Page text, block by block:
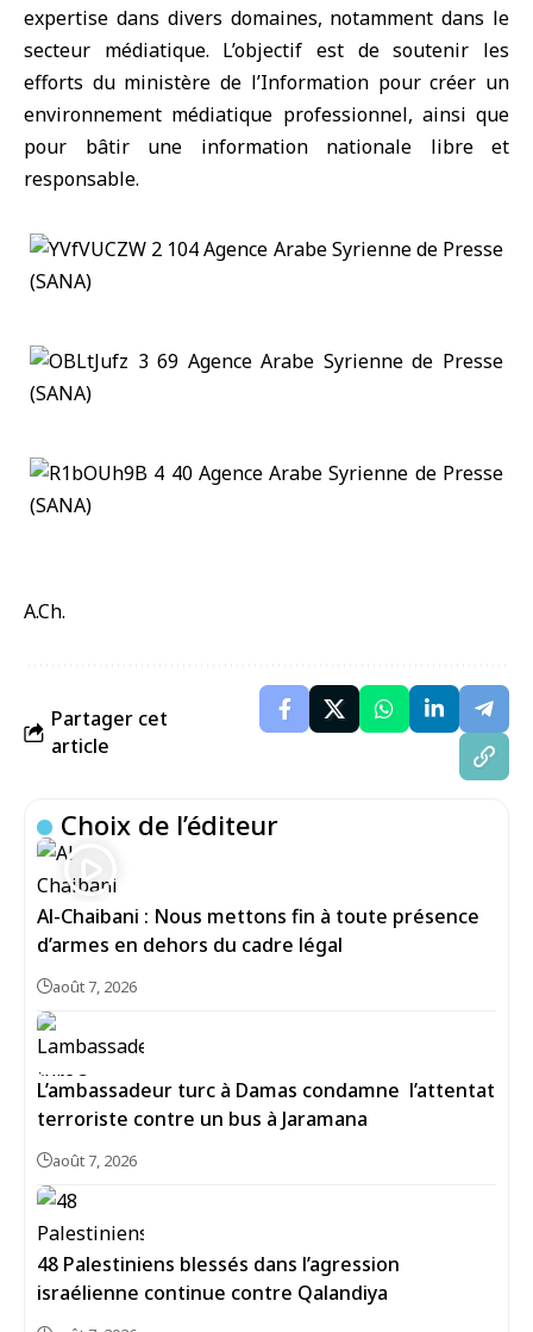
expertise dans divers domaines, notamment dans le
secteur médiatique. L’objectif est de soutenir les
efforts du ministère de l’Information pour créer un
environnement médiatique professionnel, ainsi que
pour bâtir une information nationale libre et
responsable.
A.Ch.
Partager cet
article
Choix de l’éditeur
Al-Chaibani : Nous mettons fin à toute présence
d’armes en dehors du cadre légal
août 7, 2026
L’ambassadeur turc à Damas condamne l’attentat
terroriste contre un bus à Jaramana
août 7, 2026
48 Palestiniens blessés dans l’agression
israélienne continue contre Qalandiya